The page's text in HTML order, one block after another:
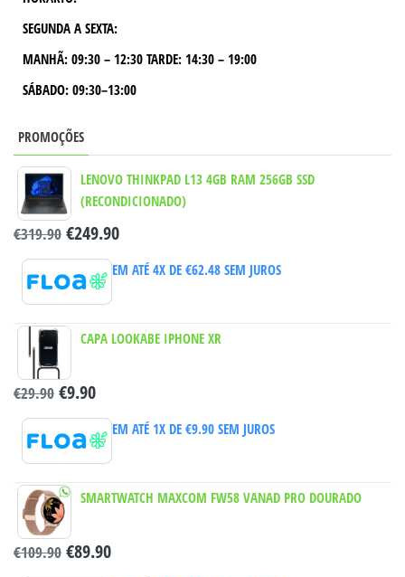
SEGUNDA A SEXTA:
MANHÃ: 09:30 – 12:30 TARDE: 14:30 – 19:00
SÁBADO: 09:30–13:00
PROMOÇÕES
LENOVO THINKPAD L13 4GB RAM 256GB SSD
(RECONDICIONADO)
€319.90 €249.90
EM ATÉ 4X DE €62.48SEM JUROS
CAPA LOOKABE IPHONE XR
€29.90 €9.90
EM ATÉ 1X DE €9.90SEM JUROS
SMARTWATCH MAXCOM FW58 VANAD PRO DOURADO
€109.90 €89.90